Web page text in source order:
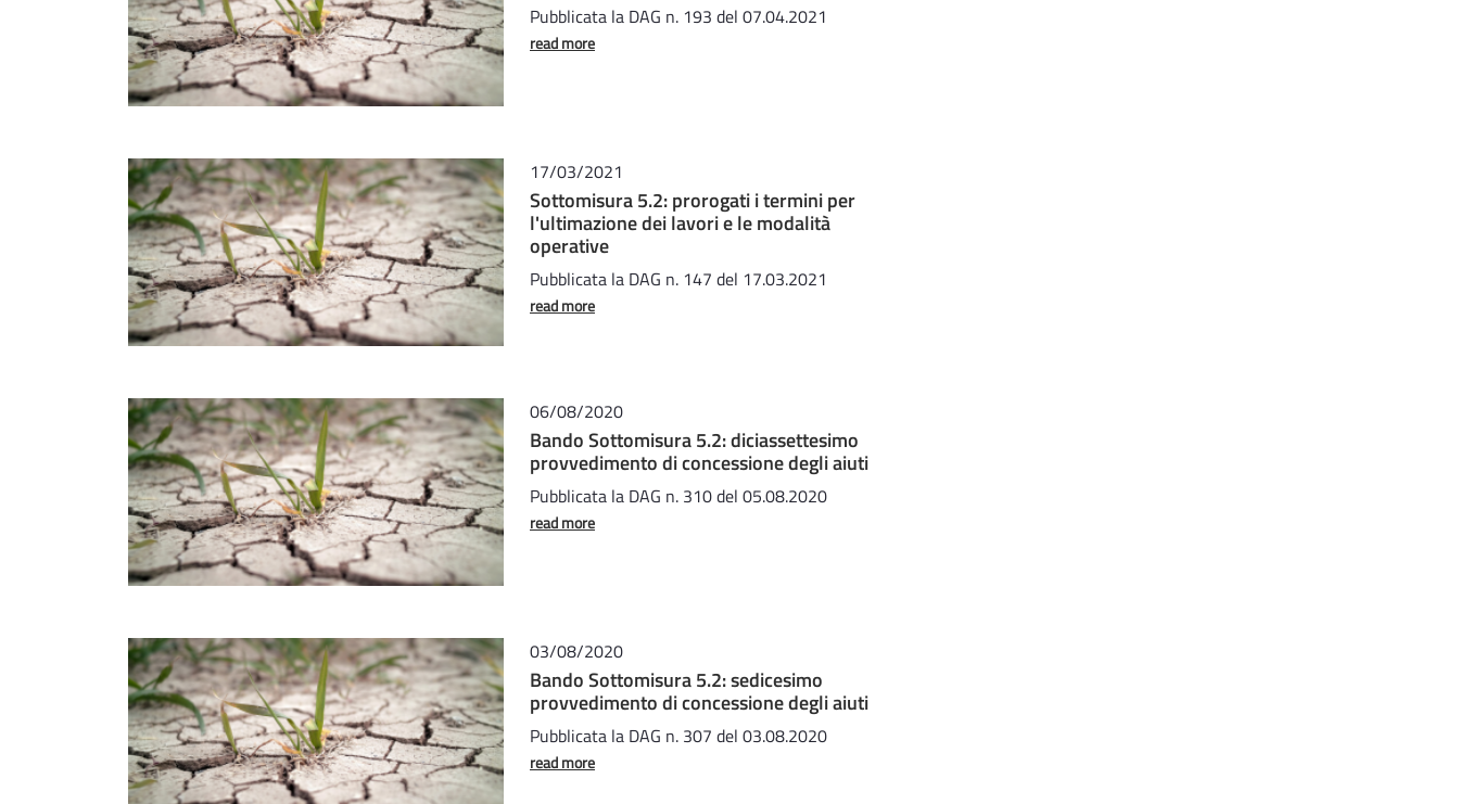
Pubblicata la DAG n. 193 del 07.04.2021
read more
17/03/2021
Sottomisura 5.2: prorogati i termini per
l'ultimazione dei lavori e le modalità
operative
Pubblicata la DAG n. 147 del 17.03.2021
read more
06/08/2020
Bando Sottomisura 5.2: diciassettesimo
provvedimento di concessione degli aiuti
Pubblicata la DAG n. 310 del 05.08.2020
read more
03/08/2020
Bando Sottomisura 5.2: sedicesimo
provvedimento di concessione degli aiuti
Pubblicata la DAG n. 307 del 03.08.2020
read more